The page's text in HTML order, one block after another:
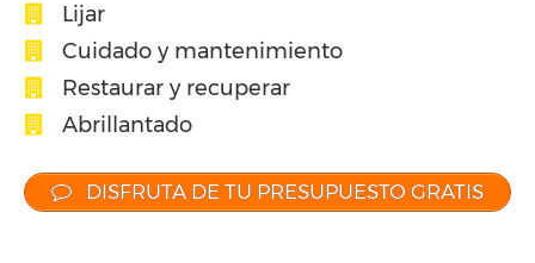
Lijar
Cuidado y mantenimiento
Restaurar y recuperar
Abrillantado
DISFRUTA DE TU PRESUPUESTO GRATIS